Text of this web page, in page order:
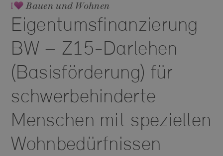
Bauen und Wohnen
Eigentumsfinanzierung
BW – Z15-Darlehen
(Basisförderung) für
schwerbehinderte
Menschen mit speziellen
Wohnbedürfnissen